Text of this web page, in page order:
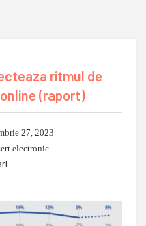
ritmul de
(raport)
27, 2023
electronic